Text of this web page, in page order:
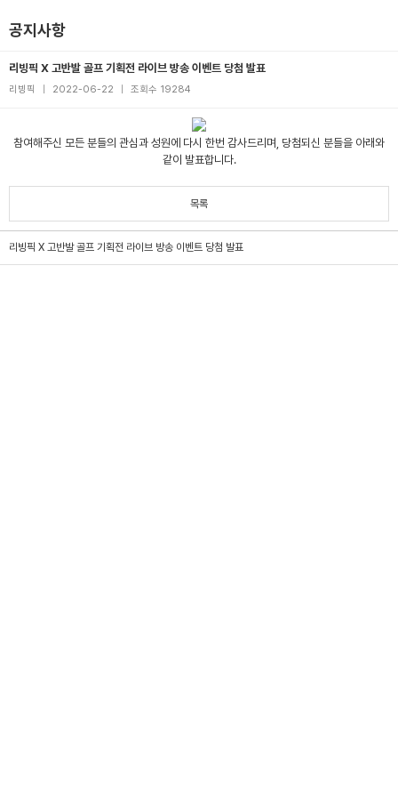
공지사항
리빙픽 X 고반발 골프 기획전 라이브 방송 이벤트 당첨 발표
리빙픽 2022-06-22 조회수 19284
참여해주신 모든 분들의 관심과 성원에 다시 한번 감사드리며, 당첨되신 분들을 아래와
같이 발표합니다.
목록
리빙픽 X 고반발 골프 기획전 라이브 방송 이벤트 당첨 발표